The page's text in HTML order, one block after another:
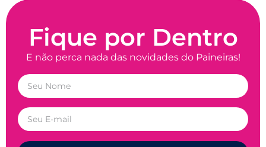
Fique por Dentro
E não perca nada das novidades do Paineiras!